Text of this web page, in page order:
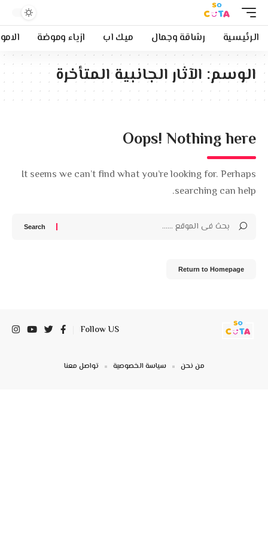
الرئيسية رشاقة وجمال ميك اب ازياء وموضة
الوسم: الآثار الجانبية المتأخرة
Oops! Nothing here
It seems we can’t find what you’re looking for. Perhaps
searching can help.
Return to Homepage
Follow US
من نحن سياسة الخصوصية تواصل معنا